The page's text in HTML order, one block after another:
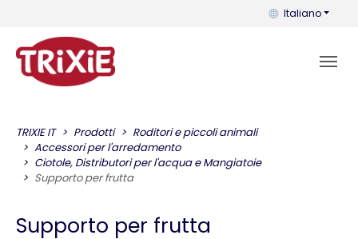
Puoi cambiare
Italiano
TRIXIE IT Prodotti
Roditori e piccoli animali
Accessori per l'arredamento
Ciotole, Distributori per l'acqua e Mangiatoie
Supporto per frutta
Supporto per frutta